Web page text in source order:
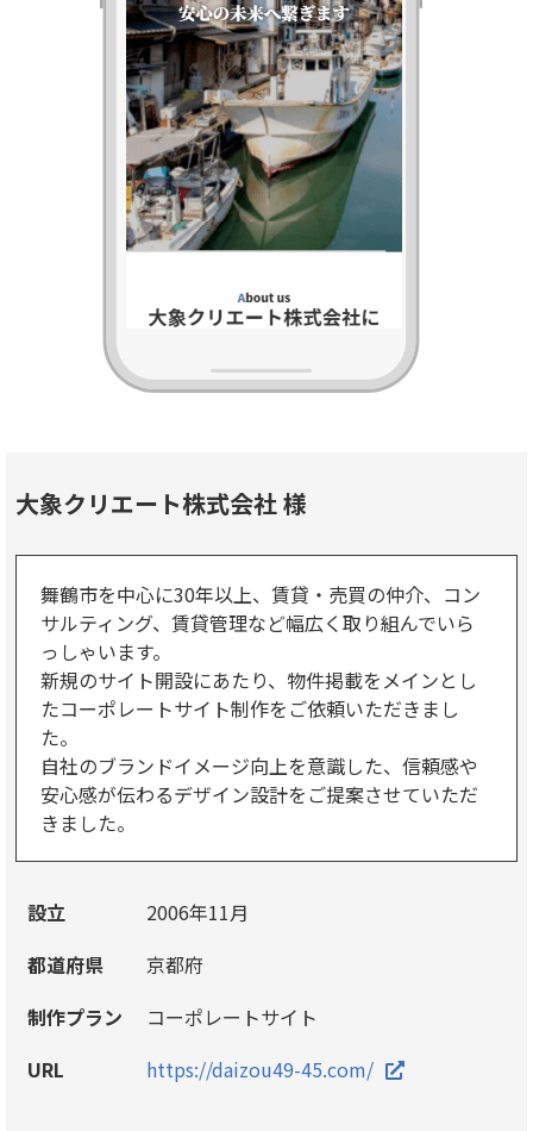
大象クリエート株式会社 様
舞鶴市を中心に30年以上、賃貸・売買の仲介、コン
サルティング、賃貸管理など幅広く取り組んでいら
っしゃいます。
新規のサイト開設にあたり、物件掲載をメインとし
たコーポレートサイト制作をご依頼いただきまし
た。
自社のブランドイメージ向上を意識した、信頼感や
安心感が伝わるデザイン設計をご提案させていただ
きました。
設立
2006年11月
都道府県
京都府
制作プラン
コーポレートサイト
URL
https://daizou49-45.com/